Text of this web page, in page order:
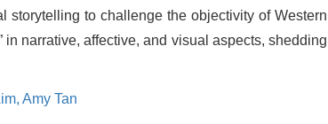
storytelling to challenge the objectivity of Western
in narrative, affective, and visual aspects, shedding
Amy Tan